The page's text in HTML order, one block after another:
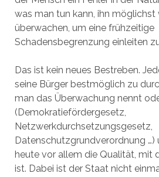
was man tun kann, ihn
überwachen, um eine frühzeitige
Schadensbegrenzung einleiten
Das ist kein neues Bestreben.
seine Bürger bestmöglich zu
man das Überwachung nennt
(Demokratiefördergesetz,
Netzwerkdurchsetzungsgesetz,
Datenschutzgrundverordnung …)
heute vor allem die Qualität, mit
ist. Dabei ist der Staat nicht